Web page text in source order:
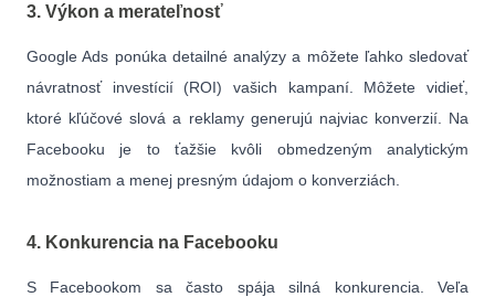
3. Výkon a merateľnosť
Google Ads ponúka detailné analýzy a môžete ľahko sledovať
návratnosť investícií (ROI) vašich kampaní. Môžete vidieť,
ktoré kľúčové slová a reklamy generujú najviac konverzií. Na
Facebooku je to ťažšie kvôli obmedzeným analytickým
možnostiam a menej presným údajom o konverziách.
4. Konkurencia na Facebooku
S Facebookom sa často spája silná konkurencia. Veľa